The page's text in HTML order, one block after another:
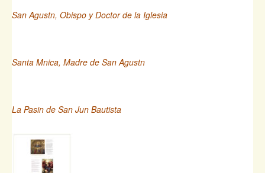
San Agustn, Obispo y Doctor de la Iglesia
Santa Mnica, Madre de San Agustn
La Pasin de San Jun Bautista